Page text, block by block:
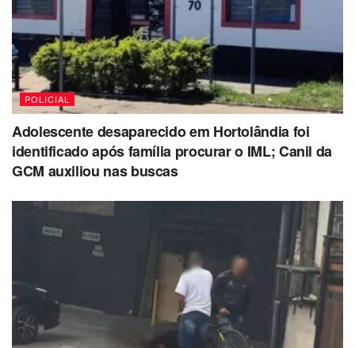
POLICIAL
Adolescente desaparecido em Hortolândia foi
identificado após família procurar o IML; Canil da
GCM auxiliou nas buscas